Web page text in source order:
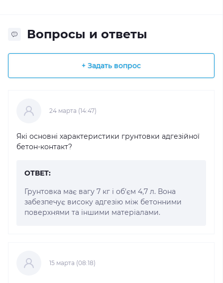
Вопросы и ответы
+ Задать вопрос
24 марта (14:47)
Які основні характеристики грунтовки адгезійної
бетон-контакт?
ОТВЕТ:
Грунтовка має вагу 7 кг і об'єм 4,7 л. Вона
забезпечує високу адгезію між бетонними
поверхнями та іншими матеріалами.
15 марта (08:18)